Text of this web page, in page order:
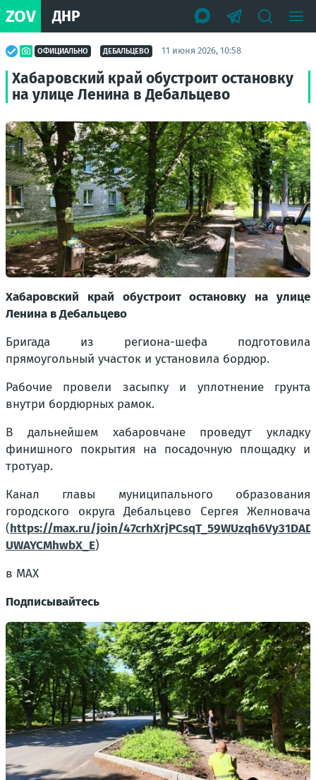
ZOV ДНР
ОФИЦИАЛЬНО ДЕБАЛЬЦЕВО 11 июня 2026, 10:58
Хабаровский край обустроит остановку
на улице Ленина в Дебальцево
Хабаровский край обустроит остановку на улице
Ленина в Дебальцево
Бригада из региона-шефа подготовила
прямоугольный участок и установила бордюр.
Рабочие провели засыпку и уплотнение грунта
внутри бордюрных рамок.
В дальнейшем хабаровчане проведут укладку
финишного покрытия на посадочную площадку и
тротуар.
Канал главы муниципального образования
городского округа Дебальцево Сергея Желновача
(https://max.ru/join/
UWAYCMhwbX_E)
в MAX
Подписывайтесь